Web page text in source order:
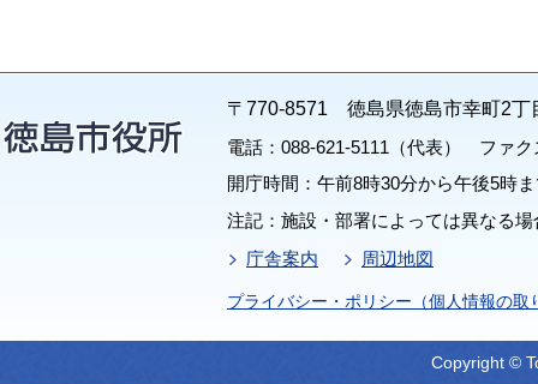
〒770-8571 徳島県徳島市幸町2丁
電話：088-621-5111（代表） ファク
開庁時間：午前8時30分から午後5時
注記：施設・部署によっては異なる
庁舎案内
周辺地図
プライバシー・ポリシー（個人情報の取
Copyright ©